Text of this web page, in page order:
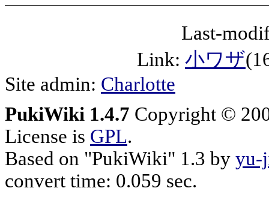
Last-
Link: 小ワザ
Site admin: Charlotte
PukiWiki 1.4.7 Copyright ©
License is GPL.
Based on "PukiWiki" 1.3 by yu-
convert time: 0.059 sec.